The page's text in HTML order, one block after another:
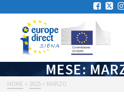
MESE:
HOME » 2025 » MARZO